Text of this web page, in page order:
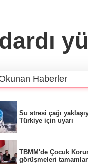
Haberler
Su stresi çağı
Türkiye için uyarı
TBMM'de Çocuk
görüşmeleri